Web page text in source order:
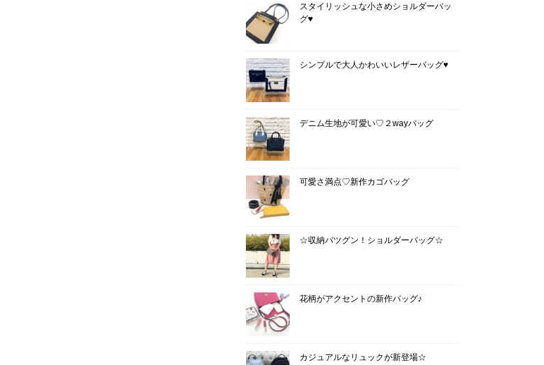
スタイリッシュな小さめショルダーバッ
グ♥
シンプルで大人かわいいレザーバッグ♥
デニム生地が可愛い♡２wayバッグ
可愛さ満点♡新作カゴバッグ
☆収納バツグン！ショルダーバッグ☆
花柄がアクセントの新作バッグ♪
カジュアルなリュックが新登場☆